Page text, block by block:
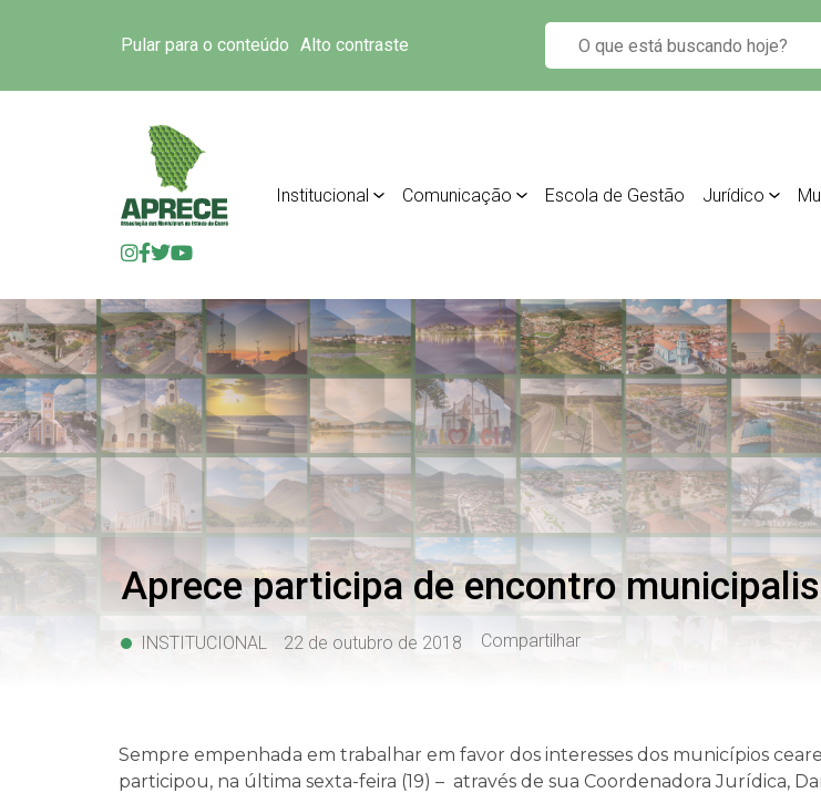
Pular para o conteúdo Alto contraste
Institucional Comunicação Escola de Gestão Jurídico
Aprece participa de encontro
INSTITUCIONAL 22 de outubro de 2018 Compartilhar
Sempre empenhada em trabalhar em favor dos interesses dos municípios
participou, na última sexta-feira (19) – através de sua Coordenadora Jurídica,